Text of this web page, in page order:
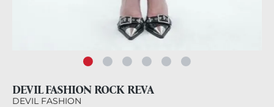
DEVIL FASHION ROCK REVA
DEVIL FASHION